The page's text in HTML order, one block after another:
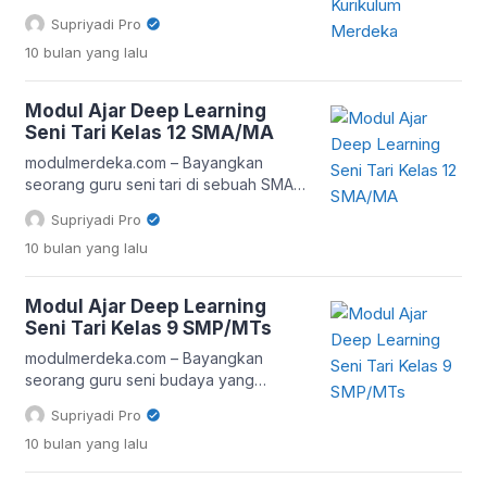
jendela, cahaya pagi menyapa anak-
anak, dan suara riuh rendah terdengar
sambil mereka bersiap menjajal sesuatu
melalui Kurikulum Merdeka, pelajaran ini
mendapat ruang sendiri dan diberi
label “deep learning” agar tak hanya
hafalan, […]
Supriyadi Pro
10 bulan yang lalu
Modul Ajar Deep Learning
Seni Tari Kelas 12 SMA/MA
modulmerdeka.com – Bayangkan
seorang guru seni tari di sebuah SMA
yang berusaha menyesuaikan metode
mengajarnya dengan generasi yang
lahir di tengah revolusi digital.
ingin mereka memahami nilai estetika,
filosofi gerak, serta warisan budaya di
balik sebuah tarian tradisional. Di sinilah
peran Deep Learning dalam
pembelajaran […]
Supriyadi Pro
10 bulan yang lalu
Modul Ajar Deep Learning
Seni Tari Kelas 9 SMP/MTs
modulmerdeka.com – Bayangkan
seorang guru seni budaya yang
biasanya mengajarkan tari hanya lewat
buku dan gerakan dasar di kelas. Kini,
dengan hadirnya Modul Ajar Deep
Supriyadi Pro
10 bulan yang lalu